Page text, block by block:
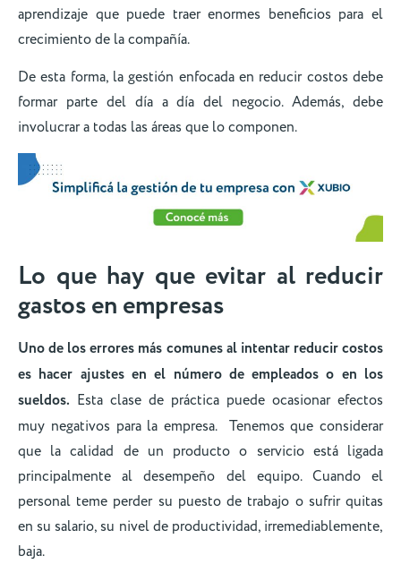
aprendizaje que puede traer enormes beneficios para el
crecimiento de la compañía.
De esta forma, la gestión enfocada en reducir costos debe
formar parte del día a día del negocio. Además, debe
involucrar a todas las áreas que lo componen.
Lo que hay que evitar al reducir
gastos en empresas
Uno de los errores más comunes al intentar reducir costos
es hacer ajustes en el número de empleados o en los
sueldos. Esta clase de práctica puede ocasionar efectos
muy negativos para la empresa. Tenemos que considerar
que la calidad de un producto o servicio está ligada
principalmente al desempeño del equipo. Cuando el
personal teme perder su puesto de trabajo o sufrir quitas
en su salario, su nivel de productividad, irremediablemente,
baja.